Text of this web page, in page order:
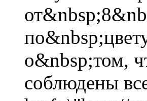
о&nbsp;том,
соблюдены